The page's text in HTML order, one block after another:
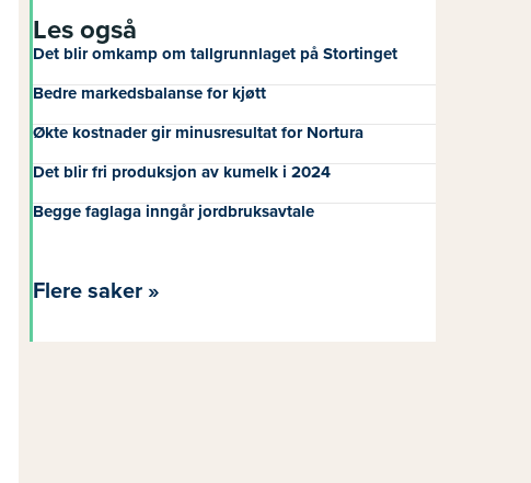
Les også
Det blir omkamp om tallgrunnlaget på Stortinget
Bedre markedsbalanse for kjøtt
Økte kostnader gir minusresultat for Nortura
Det blir fri produksjon av kumelk i 2024
Begge faglaga inngår jordbruksavtale
Flere saker »